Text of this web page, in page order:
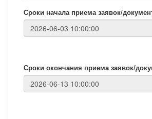
Сроки начала приема заявок/
Сроки окончания приема заявок/